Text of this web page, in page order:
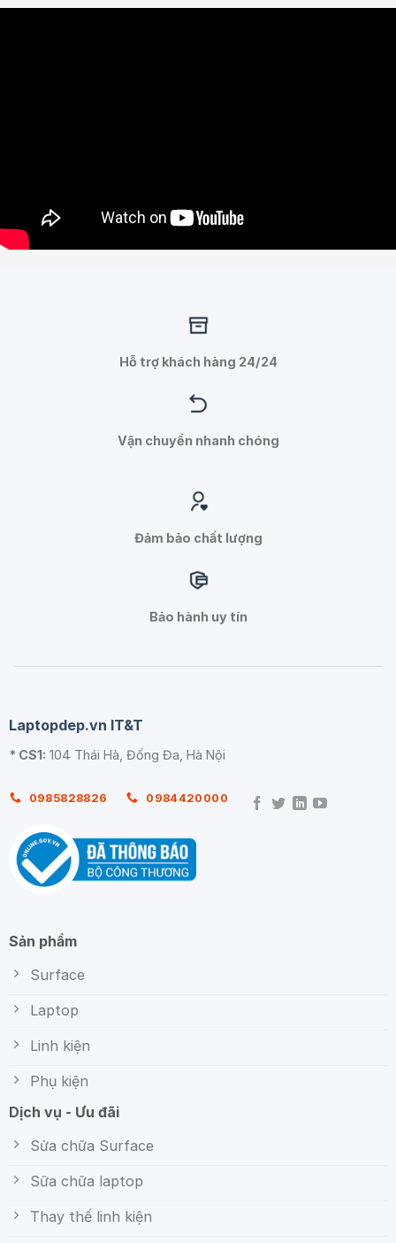
Hỗ trợ khách hàng 24/24
Vận chuyển nhanh chóng
Đảm bảo chất lượng
Bảo hành uy tín
Laptopdep.vn IT&T
* CS1: 104 Thái Hà, Đống Đa, Hà Nội
0985828826 0984420000
Sản phẩm
Surface
Laptop
Linh kiện
Phụ kiện
Dịch vụ - Ưu đãi
Sửa chữa Surface
Sữa chữa laptop
Thay thế linh kiện